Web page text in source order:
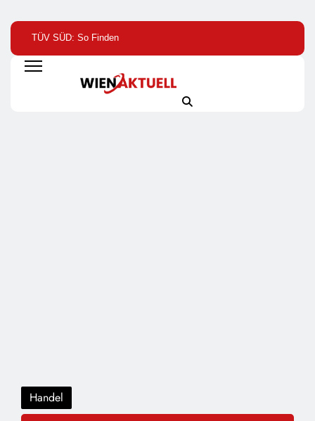
TÜV SÜD: So Finden
Verbraucher Das
Passende
Laserentfernungsmessgerät
Geberkonferenz: „Größte
Welt Weitet Sich Aus“
Batterietag:
Handel